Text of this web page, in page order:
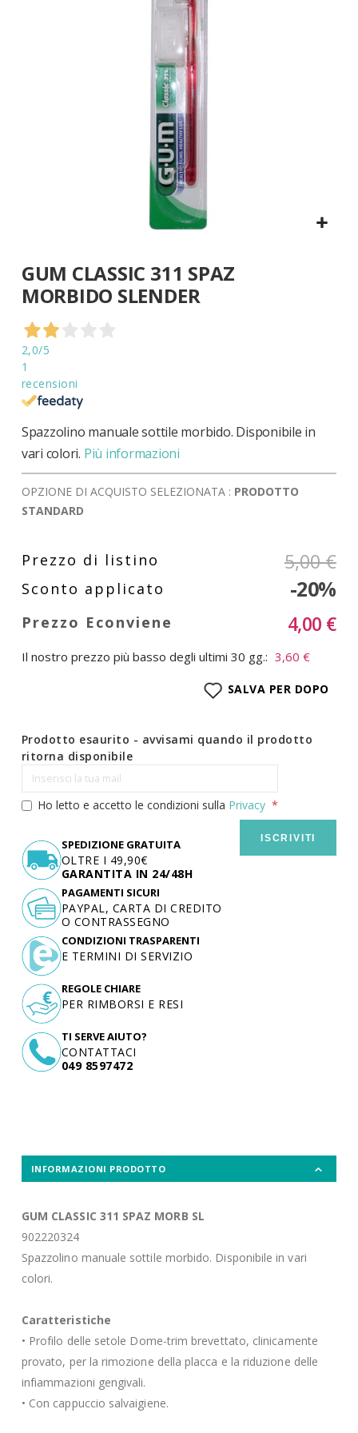
all'inizio
della
galleria
immagini
GUM CLASSIC 311 SPAZ
MORBIDO SLENDER
2,0/5
1
recensioni
Spazzolino manuale sottile morbido. Disponibile in
vari colori. Più informazioni
OPZIONE DI ACQUISTO SELEZIONATA : PRODOTTO
STANDARD
5,00 €
-20%
4,00 €
Il nostro prezzo più basso degli ultimi 30 gg.: 3,60 €
SALVA PER DOPO
Prodotto esaurito - avvisami quando il prodotto
ritorna disponibile
Ho letto e accetto le condizioni sulla Privacy
ISCRIVITI
SPEDIZIONE GRATUITA
OLTRE I 49,90€
GARANTITA IN 24/48H
TI SERVE AIUTO?
CONTATTACI
049 8597472
PAGAMENTI SICURI
PAYPAL, CARTA DI CREDITO
O CONTRASSEGNO
CONDIZIONI TRASPARENTI
E TERMINI DI SERVIZIO
REGOLE CHIARE
PER RIMBORSI E RESI
INFORMAZIONI PRODOTTO
GUM CLASSIC 311 SPAZ MORB SL
902220324
Spazzolino manuale sottile morbido. Disponibile in vari
colori.
Caratteristiche
• Profilo delle setole Dome-trim brevettato, clinicamente
provato, per la rimozione della placca e la riduzione delle
infiammazioni gengivali.
• Con cappuccio salvaigiene.